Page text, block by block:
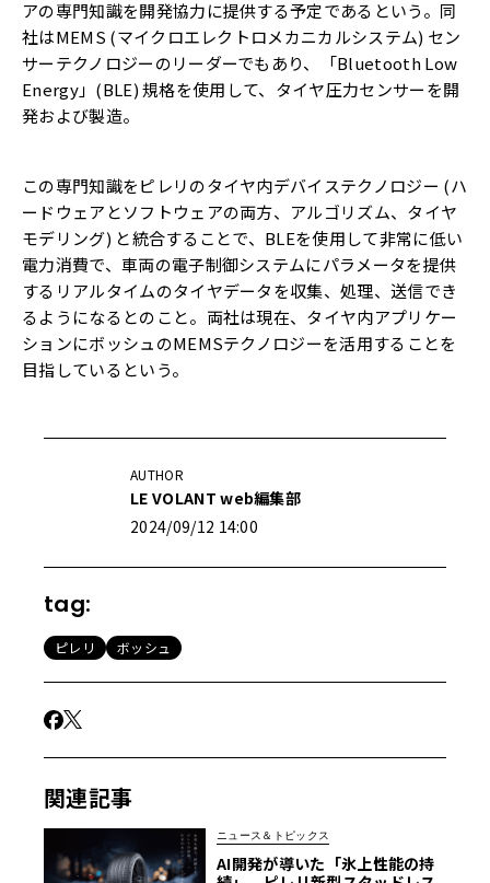
アの専門知識を開発協力に提供する予定であるという。同
社はMEMS (マイクロエレクトロメカニカルシステム) セン
サーテクノロジーのリーダーでもあり、「Bluetooth Low
Energy」(BLE) 規格を使用して、タイヤ圧力センサーを開
発および製造。
この専門知識をピレリのタイヤ内デバイステクノロジー (ハ
ードウェアとソフトウェアの両方、アルゴリズム、タイヤ
モデリング) と統合することで、BLEを使用して非常に低い
電力消費で、車両の電子制御システムにパラメータを提供
するリアルタイムのタイヤデータを収集、処理、送信でき
るようになるとのこと。両社は現在、タイヤ内アプリケー
ションにボッシュのMEMSテクノロジーを活用することを
目指しているという。
AUTHOR
LE VOLANT web編集部
2024/09/12 14:00
tag:
ピレリ ボッシュ
関連記事
ニュース＆トピックス
AI開発が導いた「氷上性能の持